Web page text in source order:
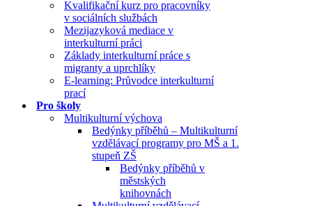
Kvalifikační kurz pro pracovníky
v sociálních službách
Mezijazyková mediace v
interkulturní práci
Základy interkulturní práce s
migranty a uprchlíky
E-learning: Průvodce interkulturní
prací
Pro školy
Multikulturní výchova
Bedýnky příběhů – Multikulturní
vzdělávací programy pro MŠ a 1.
stupeň ZŠ
Bedýnky příběhů v
městských
knihovnách